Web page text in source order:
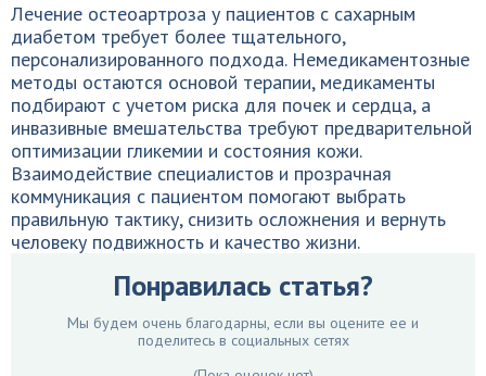
Лечение остеоартроза у пациентов с сахарным
диабетом требует более тщательного,
персонализированного подхода. Немедикаментозные
методы остаются основой терапии, медикаменты
подбирают с учетом риска для почек и сердца, а
инвазивные вмешательства требуют предварительной
оптимизации гликемии и состояния кожи.
Взаимодействие специалистов и прозрачная
коммуникация с пациентом помогают выбрать
правильную тактику, снизить осложнения и вернуть
человеку подвижность и качество жизни.
Понравилась статья?
Мы будем очень благодарны, если вы оцените ее и
поделитесь в социальных сетях